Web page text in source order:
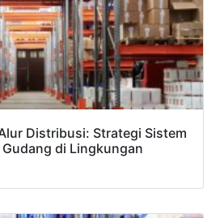
Distribusi: Strategi Sistem
di Lingkungan